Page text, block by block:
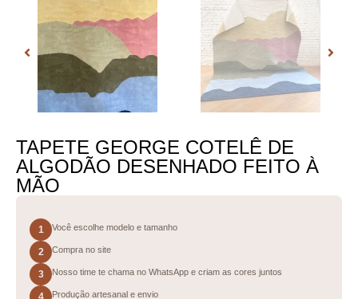
TAPETE GEORGE COTELÊ DE
ALGODÃO DESENHADO FEITO À
MÃO
1 Você escolhe modelo e tamanho
2 Compra no site
3 Nosso time te chama no WhatsApp e criam as cores juntos
4 Produção artesanal e envio